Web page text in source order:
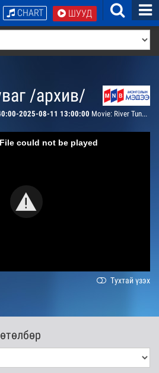
ШУУД
CHART
/архив/
2025-08-11 13:00:00 Movie: River Tungalag Tamir episode2
could not be played
Тухтай үзэх